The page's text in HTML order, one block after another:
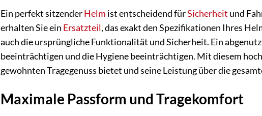
Ein perfekt sitzenderHelm ist entscheidend fürSicherheit und
erhalten Sie ein Ersatzteil, das exakt den Spezifikationen Ihres
auch die ursprüngliche Funktionalität und Sicherheit. Ein
beeinträchtigen und die Hygiene beeinträchtigen. Mit diesem
gewohnten Tragegenuss bietet und seine Leistung über die
Maximale Passform und Tragekomfort